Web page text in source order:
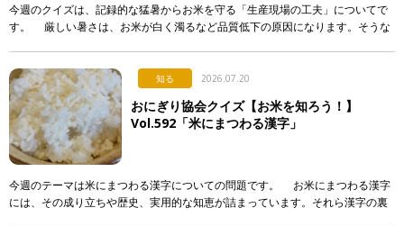
今週のクイズは、記録的な猛暑からお米を守る「生産現場の工夫」についてで
す。 厳しい暑さは、お米が白く濁るなど品質低下の原因になります。そうな
知る 2026.07.20
おにぎり協会クイズ【お米を知ろう！】
Vol.592「米にまつわる漢字」
今週のテーマは米にまつわる漢字についての問題です。 お米にまつわる漢字
には、その成り立ちや歴史、実用的な知恵が詰まっています。それら漢字の裏